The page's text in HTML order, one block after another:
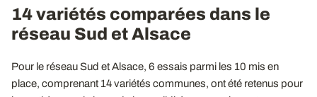
14 variétés comparées dans le
réseau Sud et Alsace
Pour le réseau Sud et Alsace, 6 essais parmi les 10 mis en
place, comprenant 14 variétés communes, ont été retenus pour